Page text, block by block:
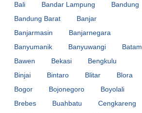
Bali
Bandar Lampung
Bandung
Bandung Barat
Banjar
Banjarmasin
Banjarnegara
Banyumanik
Banyuwangi
Batam
Bawen
Bekasi
Bengkulu
Binjai
Bintaro Blitar
Blora
Bogor
Bojonegoro
Boyolali
Brebes
Buahbatu
Cengkareng